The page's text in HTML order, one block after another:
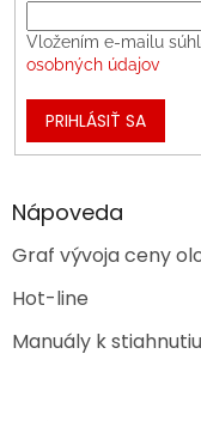
Vložením e-mailu
osobných údajov
PRIHLÁSIŤ SA
Nápoveda
Graf vývoja ceny
Hot-line
Manuály k stiahnutiu